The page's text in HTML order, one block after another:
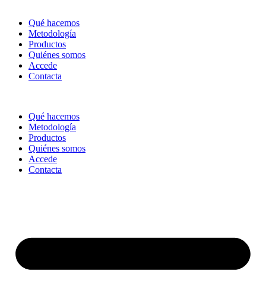
Qué hacemos
Metodología
Productos
Quiénes somos
Accede
Contacta
Qué hacemos
Metodología
Productos
Quiénes somos
Accede
Contacta